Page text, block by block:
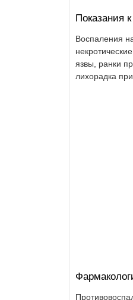
Показания
Воспаления
язвы, ранки
лихорадка